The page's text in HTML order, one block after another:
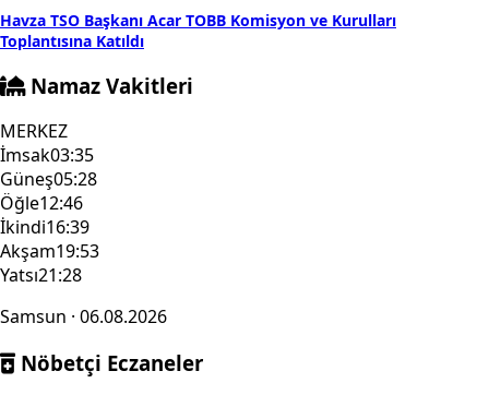
Havza TSO Başkanı Acar TOBB Komisyon ve Kurulları
Toplantısına Katıldı
Namaz Vakitleri
MERKEZ
İmsak03:35
Güneş05:28
Öğle12:46
İkindi16:39
Akşam19:53
Yatsı21:28
Samsun · 06.08.2026
Nöbetçi Eczaneler